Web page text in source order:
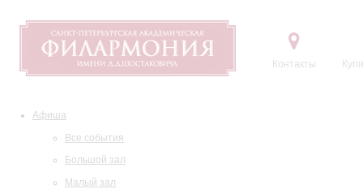
Контакты
Афиша
Все события
Большой зал
Малый зал